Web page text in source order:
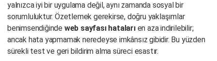
yalnızca iyi bir uygulama değil, aynı zamanda sosyal bir
sorumluluktur. Özetlemek gerekirse, doğru yaklaşımlar
benimsendiğinde web sayfası hatalarıen aza indirilebilir;
ancak hata yapmamak neredeyse imkânsız gibidir. Bu yüzden
sürekli test ve geri bildirim alma süreci esastır.